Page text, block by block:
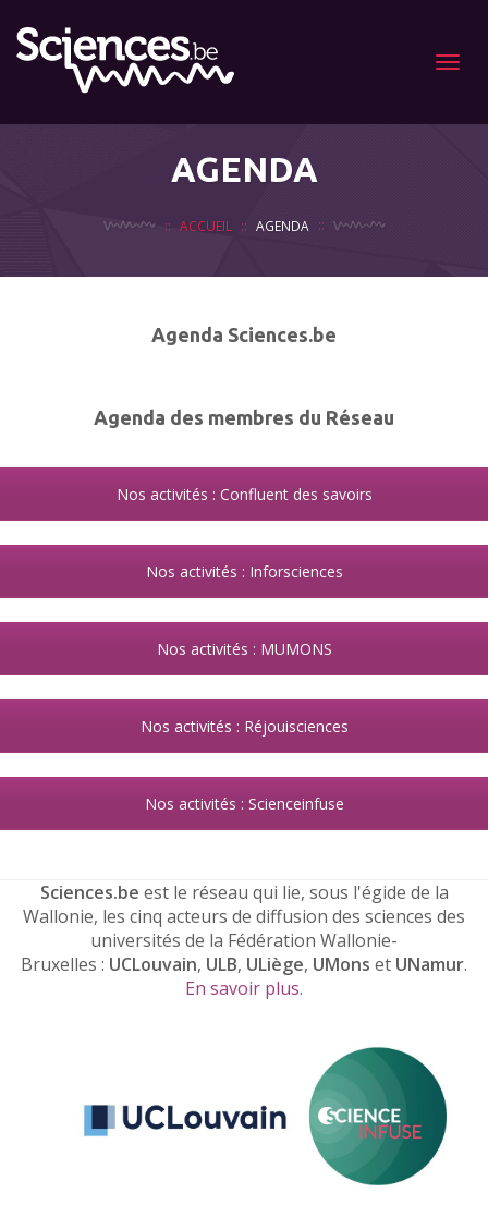
Menu
AGENDA
ACCUEIL AGENDA
Agenda Sciences.be
Agenda des membres du Réseau
Nos activités : Confluent des savoirs
Nos activités : Inforsciences
Nos activités : MUMONS
Nos activités : Réjouisciences
Nos activités : Scienceinfuse
Sciences.be est le réseau qui lie, sous l'égide de la
Wallonie, les cinq acteurs de diffusion des sciences des
universités de la Fédération Wallonie-
Bruxelles : UCLouvain, ULB, ULiège, UMons et UNamur.
En savoir plus.